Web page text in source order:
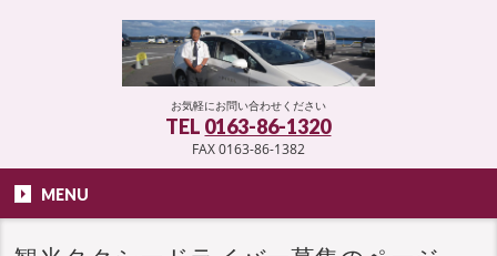
お気軽にお問い合わせください
TEL 0163-86-1320
FAX 0163-86-1382
MENU